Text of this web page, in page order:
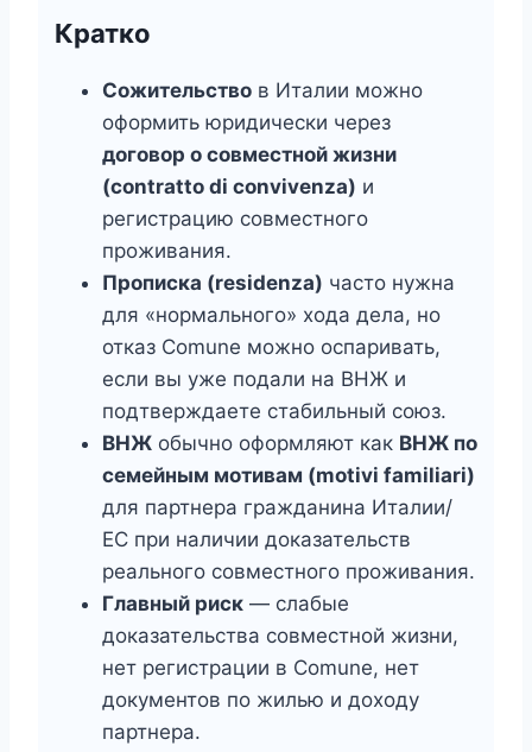
Кратко
Сожительство в Италии можно
оформить юридически через
договор о совместной жизни
(contratto di convivenza) и
регистрацию совместного
проживания.
Прописка (residenza) часто нужна
для «нормального» хода дела, но
отказ Comune можно оспаривать,
если вы уже подали на ВНЖ и
подтверждаете стабильный союз.
ВНЖ обычно оформляют как ВНЖ по
семейным мотивам (motivi familiari)
для партнера гражданина Италии/
ЕС при наличии доказательств
реального совместного проживания.
Главный риск — слабые
доказательства совместной жизни,
нет регистрации в Comune, нет
документов по жилью и доходу
партнера.